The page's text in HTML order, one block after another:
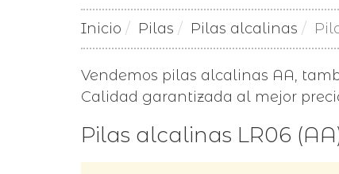
Inicio Pilas Pilas alcalinas
Vendemos pilas alcalinas AA,
Calidad garantizada al mejor
Pilas alcalinas LR06